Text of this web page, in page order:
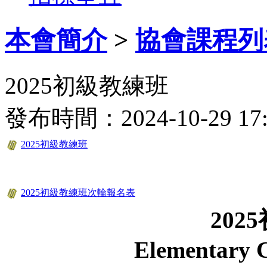
本會簡介> 協會課程
2025初級教練班
發布時間：2024-10-29
2025初級教練班
2025初級教練班次輪報名表
2025
Elementary